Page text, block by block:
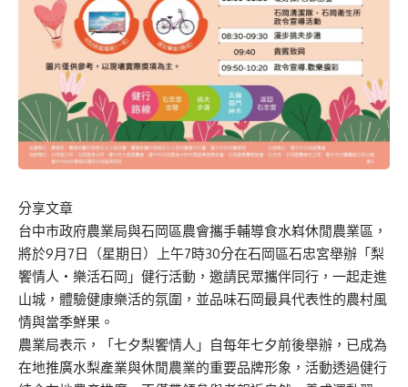
分享文章
台中市政府農業局與石岡區農會攜手輔導食水嵙休閒農業區，
將於9月7日（星期日）上午7時30分在石岡區石忠宮舉辦「梨
饗情人・樂活石岡」健行活動，邀請民眾攜伴同行，一起走進
山城，體驗健康樂活的氛圍，並品味石岡最具代表性的農村風
情與當季鮮果。
農業局表示，「七夕梨饗情人」自每年七夕前後舉辦，已成為
在地推廣水梨產業與休閒農業的重要品牌形象，活動透過健行